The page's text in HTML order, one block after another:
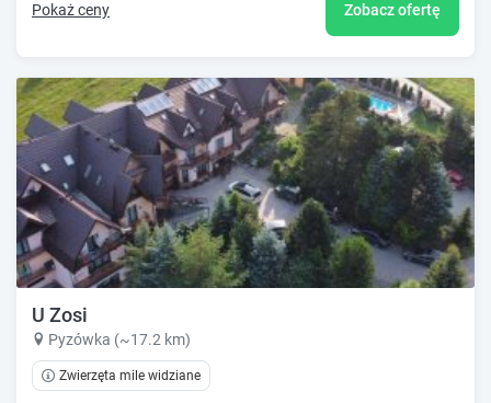
Pokaż ceny Zobacz ofertę
U Zosi
Pyzówka (~17.2 km)
Zwierzęta mile widziane